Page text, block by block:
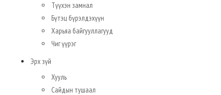
Түүхэн замнал
Бүтэц бүрэлдэхүүн
Харьяа байгууллагууд
Чиг үүрэг
Эрх зүй
Хууль
Сайдын тушаал